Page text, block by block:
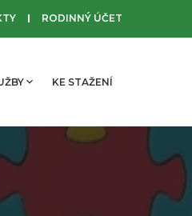
RODINNÝ ÚČET
KE STAŽENÍ